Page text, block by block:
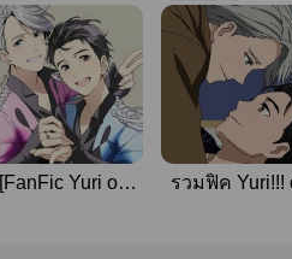
[FanFic Yuri on
รวมฟิค Yuri!!!